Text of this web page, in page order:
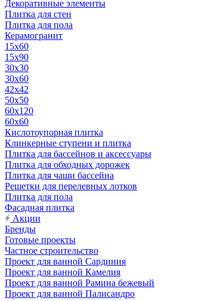
Декоративные элементы
Плитка для стен
Плитка для пола
Керамогранит
15х60
15x90
30х30
30х60
42х42
50х50
60х120
60х60
Кислотоупорная плитка
Клинкерные ступени и плитка
Плитка для бассейнов и аксессуары
Плитка для обходных дорожек
Плитка для чаши бассейна
Решетки для перелевных лотков
Плитка для пола
Фасадная плитка
Акции
Бренды
Готовые проекты
Частное строительство
Проект для ванной Сардиния
Проект для ванной Камелия
Проект для ванной Рамина бежевый
Проект для ванной Палисандро